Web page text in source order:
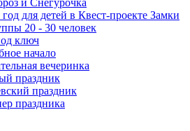
и Снегурочка
для детей в Квест-проекте Замки
20 - 30 человек
ключ
начало
вечеринка
праздник
праздник
праздника